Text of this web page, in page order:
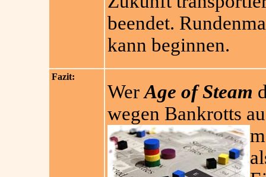
beendet.
kann beginnen.
Fazit:
WerAge of Steam
wegen Bankrotts